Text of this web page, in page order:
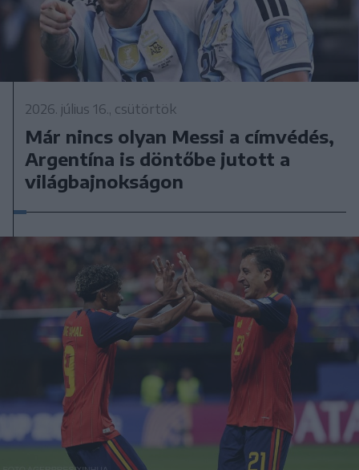
2026. július 16., csütörtök
Már nincs olyan Messi a címvédés,
Argentína is döntőbe jutott a
világbajnokságon